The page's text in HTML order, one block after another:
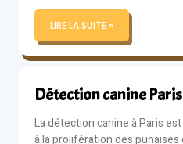
LIRE LA SUITE »
Détection canine Paris
La détection canine à Paris
à la prolifération des